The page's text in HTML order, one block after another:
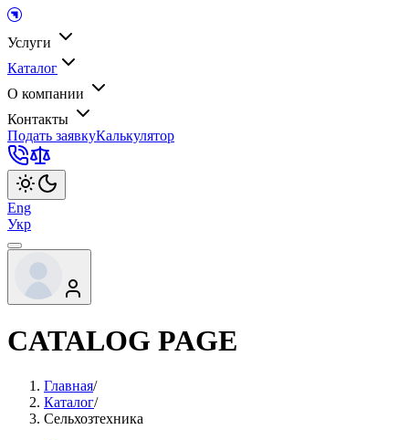
Услуги
Каталог
О компании
Контакты
Подать заявкуКалькулятор
Eng
Укр
CATALOG PAGE
Главная/
Каталог/
Сельхозтехника